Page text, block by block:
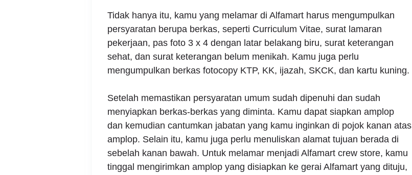
Tidak hanya itu, kamu yang melamar di Alfamart harus mengumpulkan
persyaratan berupa berkas, seperti Curriculum Vitae, surat lamaran
pekerjaan, pas foto 3 x 4 dengan latar belakang biru, surat keterangan
sehat, dan surat keterangan belum menikah. Kamu juga perlu
mengumpulkan berkas fotocopy KTP, KK, ijazah, SKCK, dan kartu kuning.
Setelah memastikan persyaratan umum sudah dipenuhi dan sudah
menyiapkan berkas-berkas yang diminta. Kamu dapat siapkan amplop
dan kemudian cantumkan jabatan yang kamu inginkan di pojok kanan atas
amplop. Selain itu, kamu juga perlu menuliskan alamat tujuan berada di
sebelah kanan bawah. Untuk melamar menjadi Alfamart crew store, kamu
tinggal mengirimkan amplop yang disiapkan ke gerai Alfamart yang dituju,